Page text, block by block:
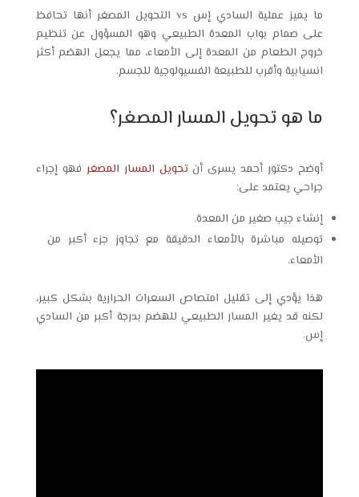
ما يميز عملية السادي إس vs التحويل المصغر أنها تحافظ
على صمام بواب المعدة الطبيعي وهو المسؤول عن تنظيم
خروج الطعام من المعدة إلى الأمعاء، مما يجعل الهضم أكثر
انسيابية وأقرب للطبيعة الفسيولوجية للجسم.
ما هو تحويل المسار المصغر؟
أوضح دكتور أحمد يسرى أن تحويل المسار المصغر فهو إجراء
جراحي يعتمد على:
إنشاء جيب صغير من المعدة.
توصيله مباشرة بالأمعاء الدقيقة مع تجاوز جزء أكبر من
الأمعاء.
هذا يؤدي إلى تقليل امتصاص السعرات الحرارية بشكل كبير،
لكنه قد يغير المسار الطبيعي للهضم بدرجة أكبر من السادي
إس.